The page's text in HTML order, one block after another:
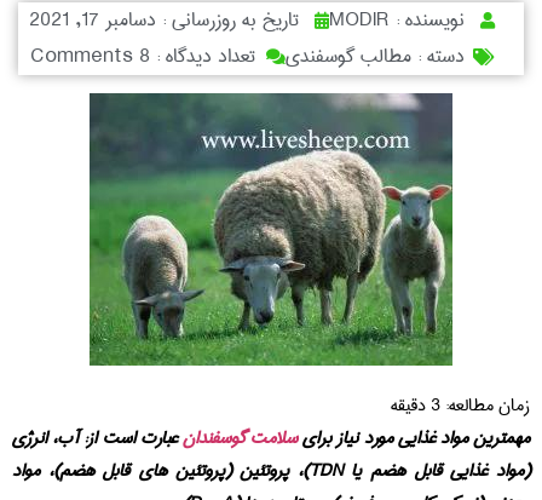
نویسنده : تاریخ به روزرسانی : دسامبر 17, 2021
دسته :مطالب گوسفندی تعداد دیدگاه : 8 Comments
زمان مطالعه:3دقیقه
مهمترین مواد غذایی مورد نیاز برایسلامت گوسفندانعبارت است از: آب، انرژی
(مواد غذایی قابل هضم یا TDN)، پروتئین (پروتئین های قابل هضم)، مواد